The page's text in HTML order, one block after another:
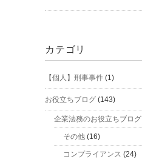
カテゴリ
【個人】刑事事件 (1)
お役立ちブログ (143)
企業法務のお役立ちブログ
その他 (16)
コンプライアンス (24)